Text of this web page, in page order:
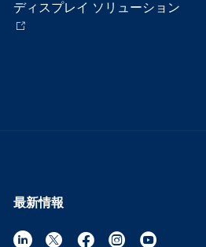
ディスプレイ ソリューション
最新情報